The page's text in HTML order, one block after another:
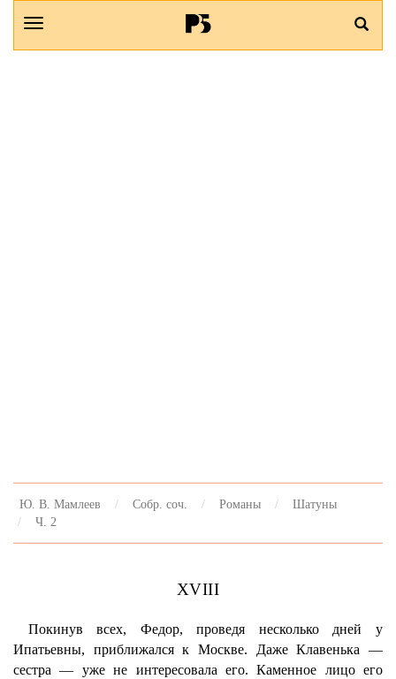
Ю. В. Мамлеев Собр. соч. Романы
Шатуны
Ч. 2
XVIII
Покинув всех, Федор, проведя несколько дней у
Ипатьевны, приближался к Москве. Даже Клавенька —
сестра — уже не интересовала его. Каменное лицо его